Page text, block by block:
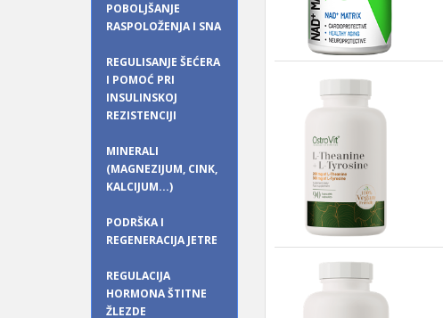
POBOLJŠANJE
RASPOLOŽENJA I SNA
REGULISANJE ŠEĆERA
I POMOĆ PRI
INSULINSKOJ
REZISTENCIJI
MINERALI
(MAGNEZIJUM, CINK,
KALCIJUM...)
PODRŠKA I
REGENERACIJA JETRE
REGULACIJA
HORMONA ŠTITNE
ŽLEZDE